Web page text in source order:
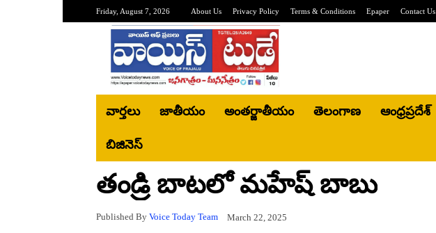
Friday, August 7, 2026 About Us Privacy Policy Terms & Conditions Epaper Contact Us
వార్తలు జాతీయం అంతర్జాతీయం తెలంగాణ ఆంధ్రప్రదేశ్
బిజినెస్‌
తండ్రి బాటలో మహేష్ బాబు
Published By Voice Today Team March 22, 2025